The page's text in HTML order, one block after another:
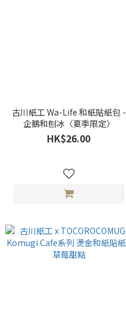
古川紙工 Wa-Life 和紙貼紙包 -
企鵝和刨冰〈夏季限定〉
HK$26.00